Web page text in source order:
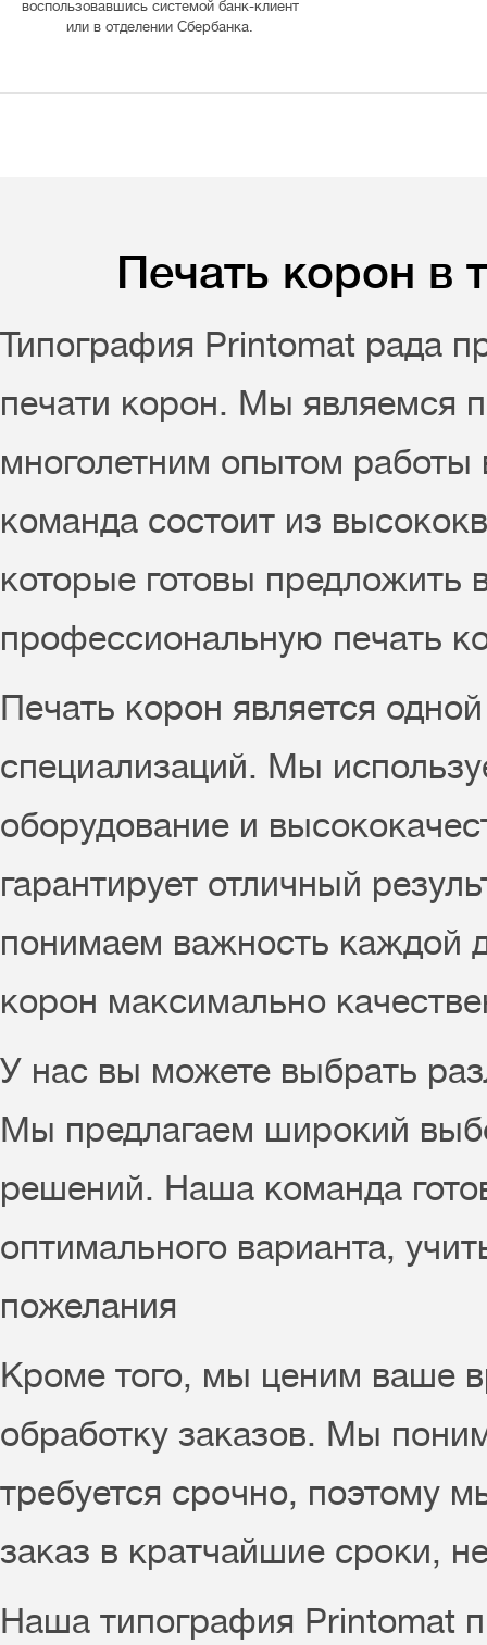
воспользовавшись системой банк-клиент
или в отделении Сбербанка.
Печать корон в
Типография Printomat рада
печати корон. Мы являемся
многолетним опытом
команда состоит из
которые готовы предложить
профессиональную печать
Печать корон является
специализаций. Мы
оборудование и
гарантирует отличный
понимаем важность каждой
корон максимально
У нас вы можете выбрать
Мы предлагаем широкий
решений. Наша команда
оптимального варианта,
пожелания
Кроме того, мы ценим ваше
обработку заказов. Мы
требуется срочно, поэтому
заказ в кратчайшие сроки,
Наша типография Printomat